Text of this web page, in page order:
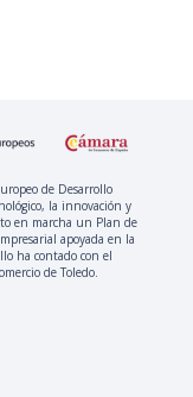
de Desarrollo
la innovación y
en marcha un Plan de
apoyada en la
ha contado con el
de Toledo.